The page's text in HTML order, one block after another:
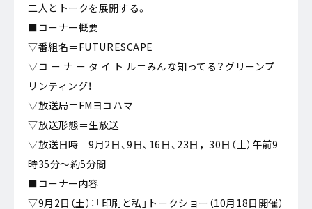
二人とトークを展開する。
■コーナー概要
▽番組名＝FUTURESCAPE
▽コ ー ナ ー タ イ ト ル＝みんな知ってる？グリーンプ
リンティング！
▽放送局＝FMヨコハマ
▽放送形態＝生放送
▽放送日時＝9月2日、9日、16日、23日，30日（土）午前9
時35分～約5分間
■コーナー内容
▽9月2日（土）：「印刷と私」トークショー（10月18日開催）